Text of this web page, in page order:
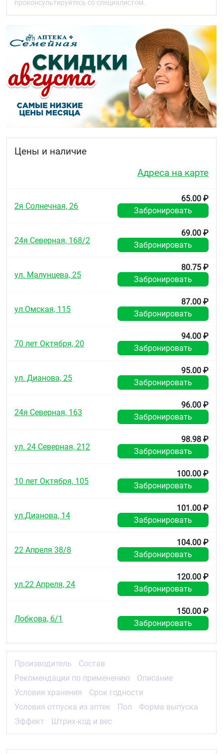
Антиоксидантный, Увлажнение, Восстановление,
Витаминизация, Противовоспалительный,
Успокаивающий, Защита, Гладкость, Объем, Блеск
Штрих-код и вес
Вес: 0.018 кг.
проконсультируйтесь со специалистом.
Цены и наличие
Адреса на карте
2я Солнечная, 26
65.00 ₽
Забронировать
24я Северная, 168/2
69.00 ₽
Забронировать
ул. Малунцева, 25
80.75 ₽
Забронировать
ул.Омская, 115
87.00 ₽
Забронировать
70 лет Октября, 20
94.00 ₽
Забронировать
ул. Дианова, 25
95.00 ₽
Забронировать
24я Северная, 163
96.00 ₽
Забронировать
ул. 24 Северная, 212
98.98 ₽
Забронировать
10 лет Октября, 105
100.00 ₽
Забронировать
ул.Дианова, 14
101.00 ₽
Забронировать
22 Апреля 38/8
104.00 ₽
Забронировать
ул.22 Апреля, 24
120.00 ₽
Забронировать
Лобкова, 6/1
150.00 ₽
Забронировать
Производитель
Состав
Рекомендации по применению
Описание
Условия хранения
Срок годности
Условия отпуска из аптек
Пол
Форма выпуска
Эффект
Штрих-код и вес